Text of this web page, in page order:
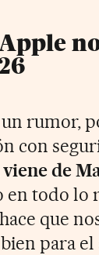
rumor,
con
de
en todo lo
que
para